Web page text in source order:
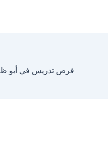
فرص تدريس في أبو